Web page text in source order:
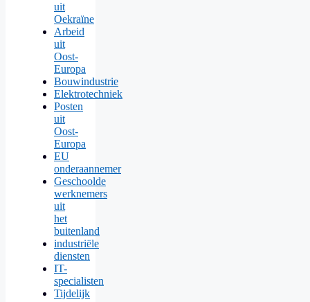
uit
Oekraïne
Arbeid
uit
Oost-
Europa
Bouwindustrie
Elektrotechniek
Posten
uit
Oost-
Europa
EU
onderaannemer
Geschoolde
werknemers
uit
het
buitenland
industriële
diensten
IT-
specialisten
Tijdelijk